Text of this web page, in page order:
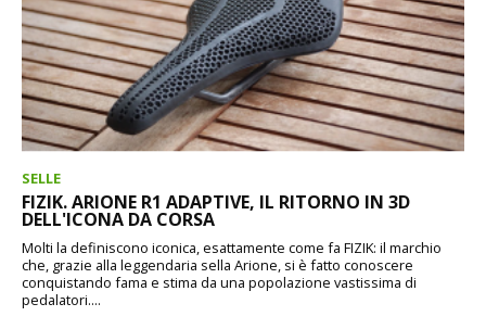
SELLE
FIZIK. ARIONE R1 ADAPTIVE, IL RITORNO IN 3D
DELL'ICONA DA CORSA
Molti la definiscono iconica, esattamente come fa FIZIK: il marchio
che, grazie alla leggendaria sella Arione, si è fatto conoscere
conquistando fama e stima da una popolazione vastissima di
pedalatori....